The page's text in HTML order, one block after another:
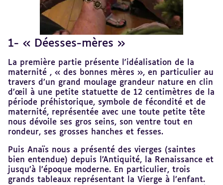
1- « Déesses-mères »
La première partie présente l'idéalisation de la
maternité , « des bonnes mères », en particulier au
travers d’un grand moulage grandeur nature en clin
d’œil à une petite statuette de 12 centimètres de la
période préhistorique, symbole de fécondité et de
maternité, représentée avec une toute petite tête
nous dévoile ses gros seins, son ventre tout en
rondeur, ses grosses hanches et fesses.
Puis Anaïs nous a présenté des vierges (saintes
bien entendue) depuis l’Antiquité, la Renaissance et
jusqu’à l’époque moderne. En particulier, trois
grands tableaux représentant la Vierge à l’enfant.
Revenir
sommaire